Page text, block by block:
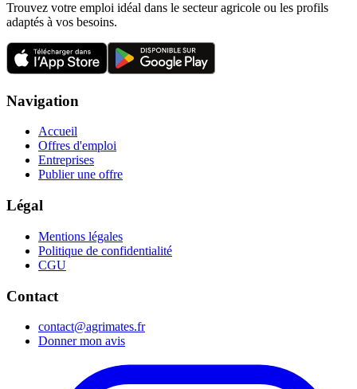
Trouvez votre emploi idéal dans le secteur agricole ou les profils
adaptés à vos besoins.
Navigation
Accueil
Offres d'emploi
Entreprises
Publier une offre
Légal
Mentions légales
Politique de confidentialité
CGU
Contact
contact@agrimates.fr
Donner mon avis